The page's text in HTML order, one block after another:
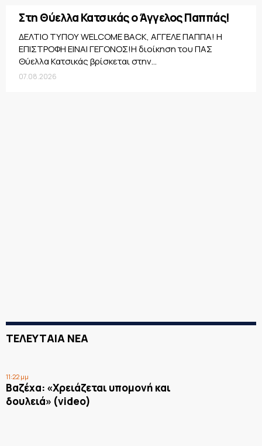
Στη Θύελλα Κατσικάς ο Άγγελος Παππάς!
ΔΕΛΤΙΟ ΤΥΠΟΥ WELCOME BACK, ΑΓΓΕΛΕ ΠΑΠΠΑ! Η
ΕΠΙΣΤΡΟΦΗ ΕΙΝΑΙ ΓΕΓΟΝΟΣ!Η διοίκηση του ΠΑΣ
Θύελλα Κατσικάς βρίσκεται στην...
07.08.2026
ΤΕΛΕΥΤΑΙΑ ΝΕΑ
11:22 μμ
Βαζέχα: «Χρειάζεται υπομονή και
δουλειά» (video)